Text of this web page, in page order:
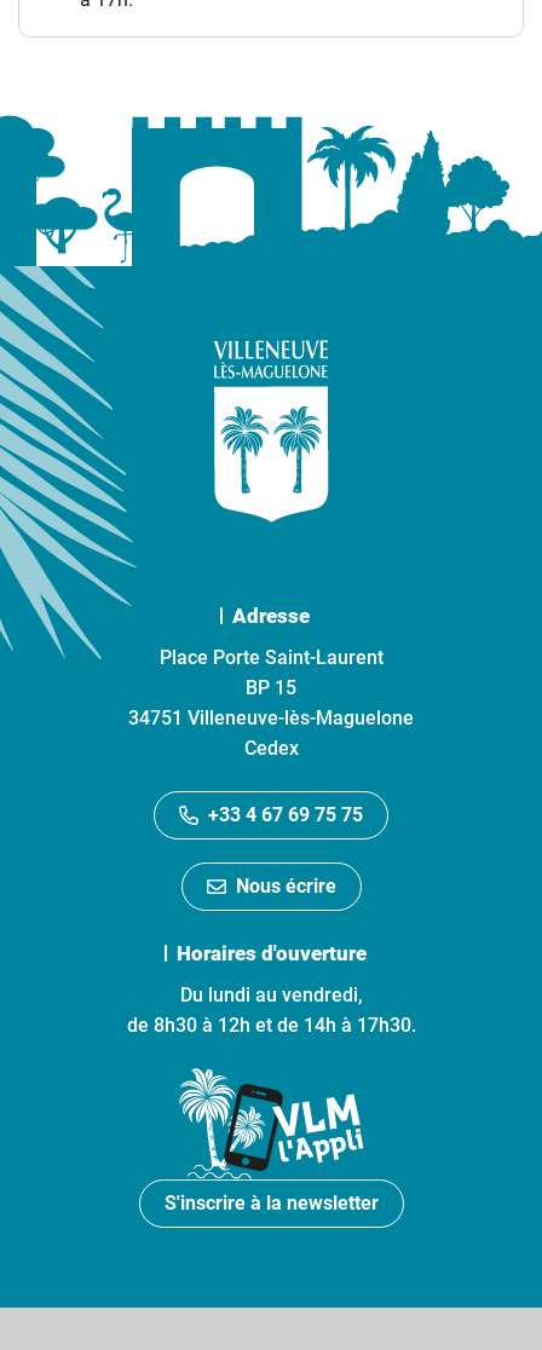
Adresse
Place Porte Saint-Laurent
BP 15
34751 Villeneuve-lès-Maguelone
Cedex
+33 4 67 69 75 75
Nous écrire
Horaires d'ouverture
Du lundi au vendredi,
de 8h30 à 12h et de 14h à 17h30.
S'inscrire à la newsletter